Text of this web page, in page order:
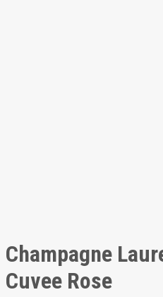
Champagne
Cuvee Rose